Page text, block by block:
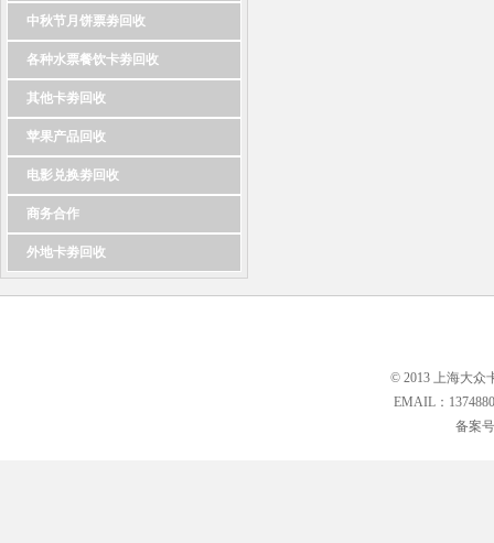
中秋节月饼票劵回收
各种水票餐饮卡劵回收
其他卡劵回收
苹果产品回收
电影兑换劵回收
商务合作
外地卡劵回收
© 2013 上海大众
EMAIL：
备案